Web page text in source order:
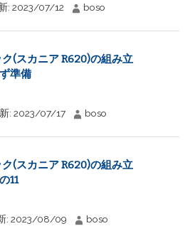
: 2023/07/12 boso
ク(スカニア R620)の組み立
準備
: 2023/07/17 boso
ク(スカニア R620)の組み立
11
: 2023/08/09 boso